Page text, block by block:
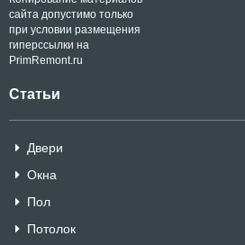
сайта допустимо только
при условии размещения
гиперссылки на
PrimRemont.ru
Статьи
Двери
Окна
Пол
Потолок